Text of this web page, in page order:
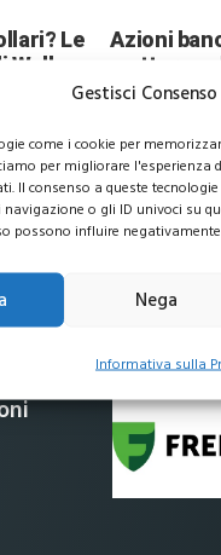
Gestisci
come i cookie per
per migliorare l'esperienza
Il consenso a queste
o gli ID univoci su
possono influire
Nega
Informativa sulla
Le
Wall
gli
Azioni
mettere
prossimi
investimenti